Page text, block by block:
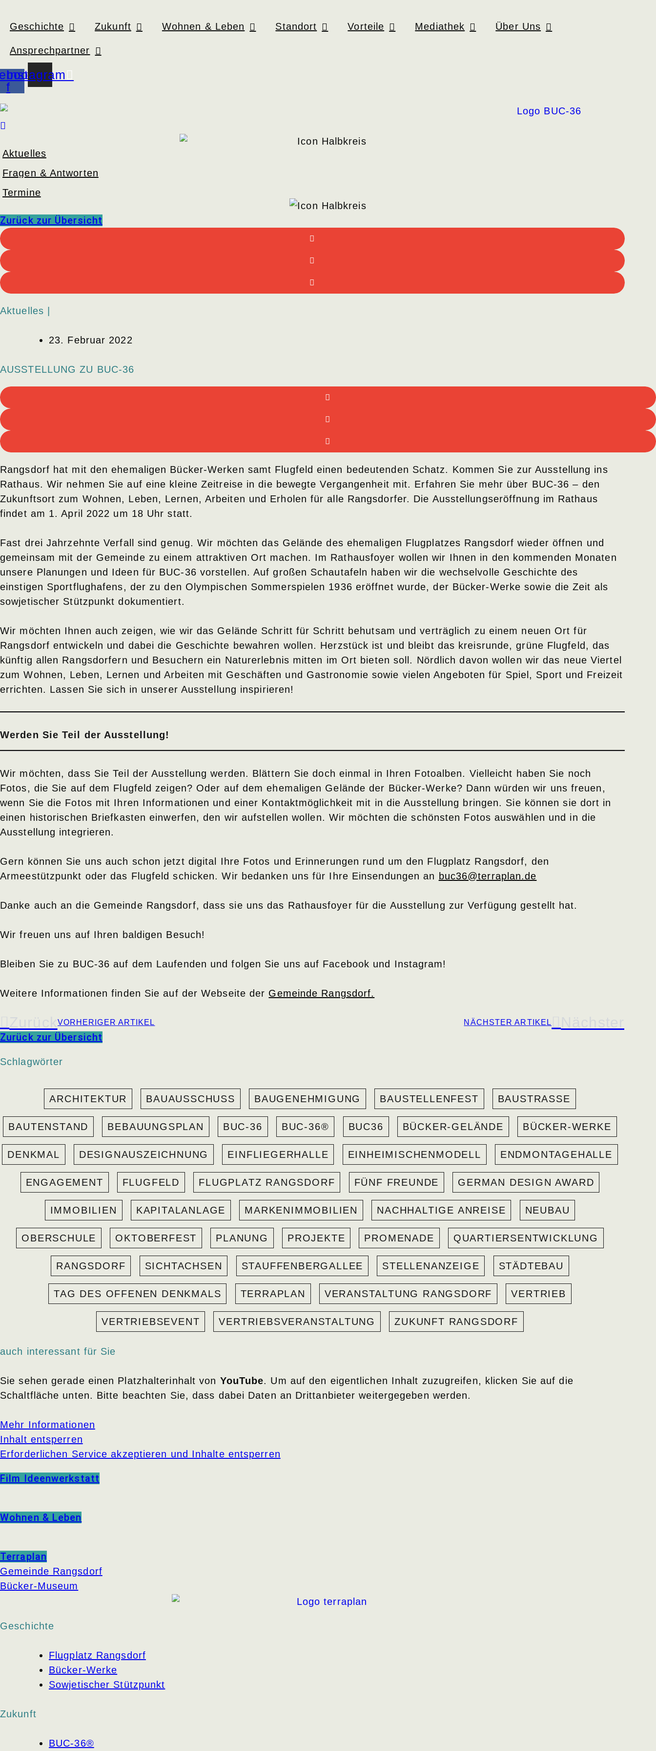
Geschichte Zukunft Wohnen & Leben Standort Vorteile Mediathek Über Uns
Ansprechpartner
f
Instagram
Aktuelles
Fragen & Antworten
Termine
Zurück zur Übersicht
Aktuelles |
23. Februar 2022
AUSSTELLUNG ZU BUC-36
Rangsdorf hat mit den ehemaligen Bücker-Werken samt Flugfeld einen bedeutenden Schatz. Kommen Sie zur Ausstellung ins
Rathaus. Wir nehmen Sie auf eine kleine Zeitreise in die bewegte Vergangenheit mit. Erfahren Sie mehr über BUC-36 – den
Zukunftsort zum Wohnen, Leben, Lernen, Arbeiten und Erholen für alle Rangsdorfer. Die Ausstellungseröffnung im Rathaus
findet am 1. April 2022 um 18 Uhr statt.
Fast drei Jahrzehnte Verfall sind genug. Wir möchten das Gelände des ehemaligen Flugplatzes Rangsdorf wieder öffnen und
gemeinsam mit der Gemeinde zu einem attraktiven Ort machen. Im Rathausfoyer wollen wir Ihnen in den kommenden Monaten
unsere Planungen und Ideen für BUC-36 vorstellen. Auf großen Schautafeln haben wir die wechselvolle Geschichte des
einstigen Sportflughafens, der zu den Olympischen Sommerspielen 1936 eröffnet wurde, der Bücker-Werke sowie die Zeit als
sowjetischer Stützpunkt dokumentiert.
Wir möchten Ihnen auch zeigen, wie wir das Gelände Schritt für Schritt behutsam und verträglich zu einem neuen Ort für
Rangsdorf entwickeln und dabei die Geschichte bewahren wollen. Herzstück ist und bleibt das kreisrunde, grüne Flugfeld, das
künftig allen Rangsdorfern und Besuchern ein Naturerlebnis mitten im Ort bieten soll. Nördlich davon wollen wir das neue Viertel
zum Wohnen, Leben, Lernen und Arbeiten mit Geschäften und Gastronomie sowie vielen Angeboten für Spiel, Sport und Freizeit
errichten. Lassen Sie sich in unserer Ausstellung inspirieren!
Werden Sie Teil der Ausstellung!
Wir möchten, dass Sie Teil der Ausstellung werden. Blättern Sie doch einmal in Ihren Fotoalben. Vielleicht haben Sie noch
Fotos, die Sie auf dem Flugfeld zeigen? Oder auf dem ehemaligen Gelände der Bücker-Werke? Dann würden wir uns freuen,
wenn Sie die Fotos mit Ihren Informationen und einer Kontaktmöglichkeit mit in die Ausstellung bringen. Sie können sie dort in
einen historischen Briefkasten einwerfen, den wir aufstellen wollen. Wir möchten die schönsten Fotos auswählen und in die
Ausstellung integrieren.
Gern können Sie uns auch schon jetzt digital Ihre Fotos und Erinnerungen rund um den Flugplatz Rangsdorf, den
Armeestützpunkt oder das Flugfeld schicken. Wir bedanken uns für Ihre Einsendungen an buc36@terraplan.de
Danke auch an die Gemeinde Rangsdorf, dass sie uns das Rathausfoyer für die Ausstellung zur Verfügung gestellt hat.
Wir freuen uns auf Ihren baldigen Besuch!
Bleiben Sie zu BUC-36 auf dem Laufenden und folgen Sie uns auf Facebook und Instagram!
Weitere Informationen finden Sie auf der Webseite der Gemeinde Rangsdorf.
VORHERIGER ARTIKEL NÄCHSTER ARTIKEL
Zurück zur Übersicht
Schlagwörter
ARCHITEKTUR BAUAUSSCHUSS BAUGENEHMIGUNG BAUSTELLENFEST BAUSTRASSE
BAUTENSTAND BEBAUUNGSPLAN BUC-36 BUC-36® BUC36 BÜCKER-GELÄNDE BÜCKER-WERKE
DENKMAL DESIGNAUSZEICHNUNG EINFLIEGERHALLE EINHEIMISCHENMODELL ENDMONTAGEHALLE
ENGAGEMENT FLUGFELD FLUGPLATZ RANGSDORF FÜNF FREUNDE GERMAN DESIGN AWARD
IMMOBILIEN KAPITALANLAGE MARKENIMMOBILIEN NACHHALTIGE ANREISE NEUBAU
OBERSCHULE OKTOBERFEST PLANUNG PROJEKTE PROMENADE QUARTIERSENTWICKLUNG
RANGSDORF SICHTACHSEN STAUFFENBERGALLEE STELLENANZEIGE STÄDTEBAU
TAG DES OFFENEN DENKMALS TERRAPLAN VERANSTALTUNG RANGSDORF VERTRIEB
VERTRIEBSEVENT VERTRIEBSVERANSTALTUNG ZUKUNFT RANGSDORF
auch interessant für Sie
Sie sehen gerade einen Platzhalterinhalt von YouTube. Um auf den eigentlichen Inhalt zuzugreifen, klicken Sie auf die
Schaltfläche unten. Bitte beachten Sie, dass dabei Daten an Drittanbieter weitergegeben werden.
Mehr Informationen
Inhalt entsperren
Erforderlichen Service akzeptieren und Inhalte entsperren
Film Ideenwerkstatt
Wohnen & Leben
Terraplan
Gemeinde Rangsdorf
Bücker-Museum
Geschichte
Flugplatz Rangsdorf
Bücker-Werke
Sowjetischer Stützpunkt
Zukunft
BUC-36®